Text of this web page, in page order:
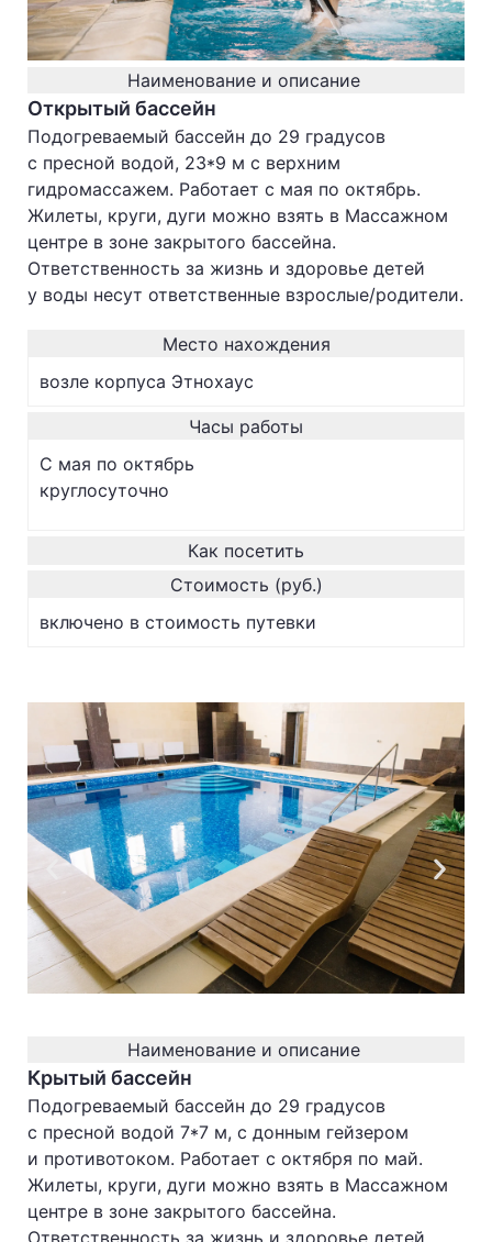
Наименование и описание
Открытый бассейн
Подогреваемый бассейн до 29 градусов
с пресной водой, 23*9 м с верхним
гидромассажем. Работает с мая по октябрь.
Жилеты, круги, дуги можно взять в Массажном
центре в зоне закрытого бассейна.
Ответственность за жизнь и здоровье детей
у воды несут ответственные взрослые/родители.
Место нахождения
возле корпуса Этнохаус
Часы работы
С мая по октябрь
круглосуточно
Как посетить
Стоимость (руб.)
включено в стоимость путевки
Наименование и описание
Крытый бассейн
Подогреваемый бассейн до 29 градусов
с пресной водой 7*7 м, с донным гейзером
и противотоком. Работает с октября по май.
Жилеты, круги, дуги можно взять в Массажном
центре в зоне закрытого бассейна.